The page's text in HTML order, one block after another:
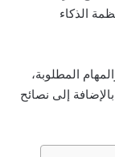
الذكاء
المطلوبة،
إلى نصائح